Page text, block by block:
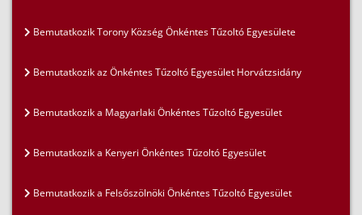
Bemutatkozik Torony Község Önkéntes Tűzoltó Egyesülete
Bemutatkozik az Önkéntes Tűzoltó Egyesület Horvátzsidány
Bemutatkozik a Magyarlaki Önkéntes Tűzoltó Egyesület
Bemutatkozik a Kenyeri Önkéntes Tűzoltó Egyesület
Bemutatkozik a Felsőszölnöki Önkéntes Tűzoltó Egyesület